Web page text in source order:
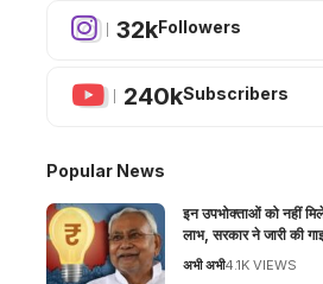
32kFollowers
240kSubscribers
Popular News
इन उपभोक्ताओं को नहीं
लाभ, सरकार ने जारी की
अभी अभी4.1K VIEWS